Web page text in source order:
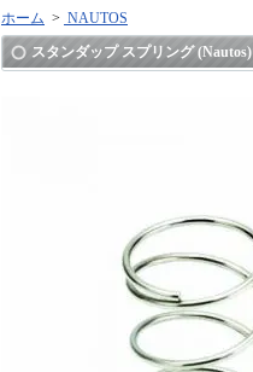
ホーム > NAUTOS
スタンダップ スプリング (Nautos)